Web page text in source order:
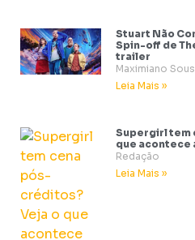
Stuart Não
Spin-off de
trailer
Maximiano
Leia Mais »
Supergirl tem
que acontece
Redação
Leia Mais »